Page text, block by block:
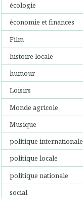
écologie
économie et finances
Film
histoire locale
humour
Loisirs
Monde agricole
Musique
politique internationale
politique locale
politique nationale
social